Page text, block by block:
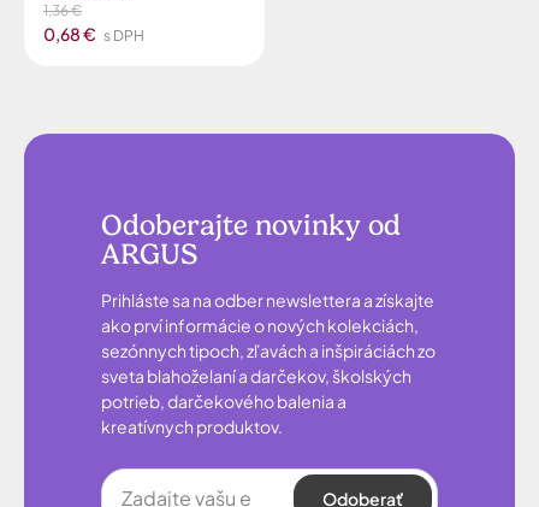
1,36 €
0,68 € s DPH
Odoberajte novinky od
ARGUS
Prihláste sa na odber newslettera a získajte
ako prví informácie o nových kolekciách,
sezónnych tipoch, zľavách a inšpiráciách zo
sveta blahoželaní a darčekov, školských
potrieb, darčekového balenia a
kreatívnych produktov.
Odoberať